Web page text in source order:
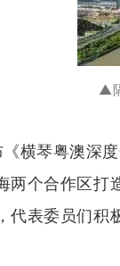
▲
横琴粤澳深
两个合作区
代表委员们积